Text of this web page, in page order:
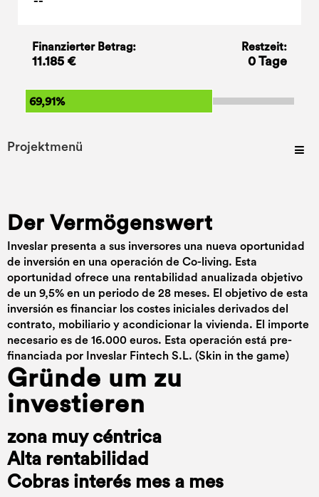
Finanzierter Betrag:
11.185 €
Restzeit:
0 Tage
69,91%
Projektmenü
Der Vermögenswert
Inveslar presenta a sus inversores una nueva oportunidad
de inversión en una operación de Co-living. Esta
oportunidad ofrece una rentabilidad anualizada objetivo
de un 9,5% en un periodo de 28 meses. El objetivo de esta
inversión es financiar los costes iniciales derivados del
contrato, mobiliario y acondicionar la vivienda. El importe
necesario es de 16.000 euros. Esta operación está pre-
financiada por Inveslar Fintech S.L. (Skin in the game)
Gründe um zu
investieren
zona muy céntrica
Alta rentabilidad
Cobras interés mes a mes